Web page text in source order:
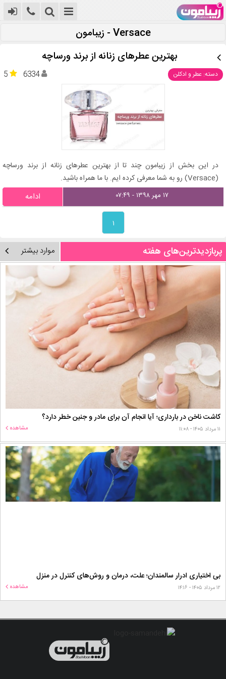
Versace - زیبامون
بهترین عطرهای زنانه از برند ورساچه
دسته: عطر و ادکلن 5 6334
در این بخش از زیبامون چند تا از بهترین عطرهای زنانه از برند ورساچه
(Versace) رو به شما معرفی کرده ایم. با ما همراه باشید.
۱۷ مهر ۱۳۹۸ - ۰۷:۴۹ ادامه
۱
پربازدیدترین‌های هفته موارد بیشتر
کاشت ناخن در بارداری؛ آیا انجام آن برای مادر و جنین خطر دارد؟
۱۱ مرداد ۱۴۰۵ - ۱۱:۰۸ مشاهده
بی اختیاری ادرار سالمندان؛ علت، درمان و روش‌های کنترل در منزل
۱۲ مرداد ۱۴۰۵ - ۱۴:۱۶ مشاهده